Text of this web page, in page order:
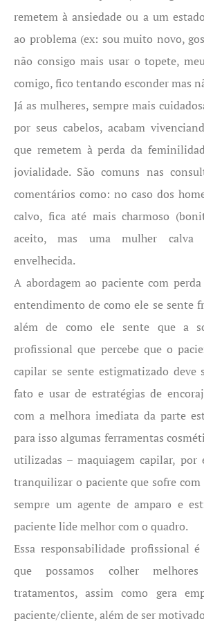
remetem à ansiedade ou a um
ao problema (ex: sou muito novo,
não consigo mais usar o topete,
comigo, fico tentando esconder mas
Já as mulheres, sempre mais
por seus cabelos, acabam
que remetem à perda da
jovialidade. São comuns nas
comentários como: no caso dos
calvo, fica até mais charmoso
aceito, mas uma mulher
envelhecida.
A abordagem ao paciente com
entendimento de como ele se sente
além de como ele sente que a
profissional que percebe que o
capilar se sente estigmatizado deve
fato e usar de estratégias de
com a melhora imediata da parte
para isso algumas ferramentas
utilizadas – maquiagem capilar, por
tranquilizar o paciente que sofre com
sempre um agente de amparo e
paciente lide melhor com o quadro.
Essa responsabilidade profissional
que possamos colher
tratamentos, assim como gera
paciente/cliente, além de ser